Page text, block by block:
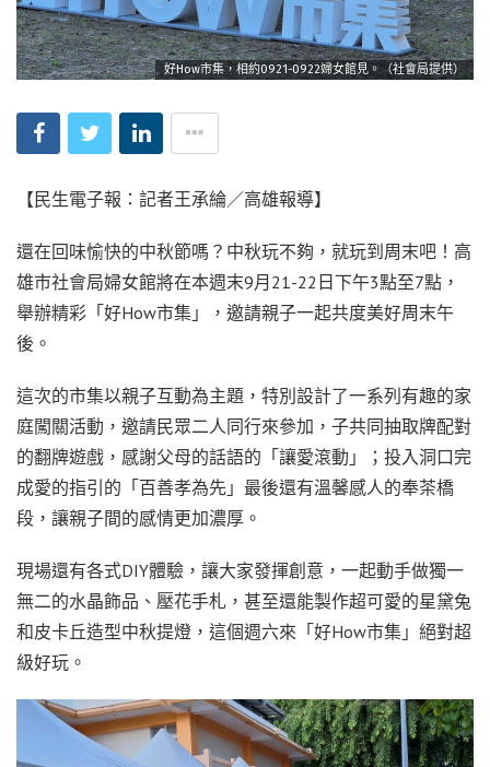
好How市集，相約0921-0922婦女館見。（社會局提供）
【民生電子報：記者王承綸／高雄報導】
還在回味愉快的中秋節嗎？中秋玩不夠，就玩到周末吧！高
雄市社會局婦女館將在本週末9月21-22日下午3點至7點，
舉辦精彩「好How市集」，邀請親子一起共度美好周末午
後。
這次的市集以親子互動為主題，特別設計了一系列有趣的家
庭闖關活動，邀請民眾二人同行來參加，子共同抽取牌配對
的翻牌遊戲，感謝父母的話語的「讓愛滾動」；投入洞口完
成愛的指引的「百善孝為先」最後還有溫馨感人的奉茶橋
段，讓親子間的感情更加濃厚。
現場還有各式DIY體驗，讓大家發揮創意，一起動手做獨一
無二的水晶飾品、壓花手札，甚至還能製作超可愛的星黛兔
和皮卡丘造型中秋提燈，這個週六來「好How市集」絕對超
級好玩。